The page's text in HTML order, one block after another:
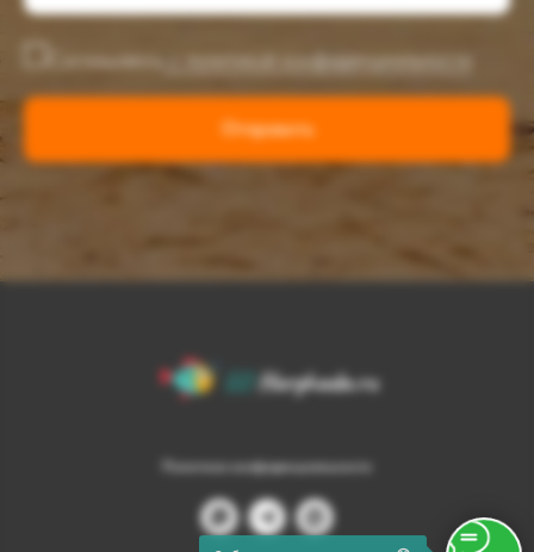
Соглашаюсь с политикой конфиденциальности
Отправить
Политика конфиденциальности